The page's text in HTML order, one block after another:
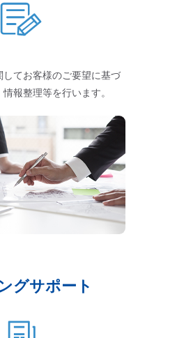
てお客様のご要望に基づ
報整理等を行います。
グサポート